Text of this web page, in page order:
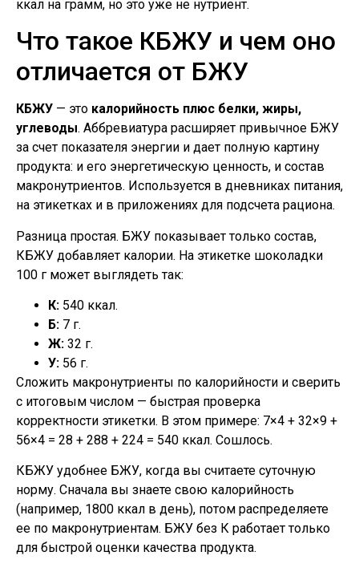
ккал на грамм, но это уже не нутриент.
Что такое КБЖУ и чем оно
отличается от БЖУ
КБЖУ — это калорийность плюс белки, жиры,
углеводы. Аббревиатура расширяет привычное БЖУ
за счет показателя энергии и дает полную картину
продукта: и его энергетическую ценность, и состав
макронутриентов. Используется в дневниках питания,
на этикетках и в приложениях для подсчета рациона.
Разница простая. БЖУ показывает только состав,
КБЖУ добавляет калории. На этикетке шоколадки
100 г может выглядеть так:
К: 540 ккал.
Б: 7 г.
Ж: 32 г.
У: 56 г.
Сложить макронутриенты по калорийности и сверить
с итоговым числом — быстрая проверка
корректности этикетки. В этом примере: 7×4 + 32×9 +
56×4 = 28 + 288 + 224 = 540 ккал. Сошлось.
КБЖУ удобнее БЖУ, когда вы считаете суточную
норму. Сначала вы знаете свою калорийность
(например, 1800 ккал в день), потом распределяете
ее по макронутриентам. БЖУ без К работает только
для быстрой оценки качества продукта.